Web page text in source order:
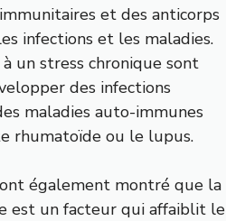
et des anticorps
infections et les maladies.
un stress chronique sont
des infections
maladies auto-immunes
rhumatoïde ou le lupus.
également montré que la
est un facteur qui affaiblit le